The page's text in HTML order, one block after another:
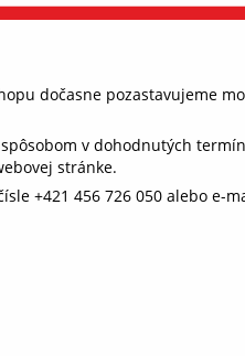
produkt bol vyradený z
farbu
(súhlas s
dočasne pozastavujeme
v dohodnutých
stránke.
+421 456 726 050 alebo e-